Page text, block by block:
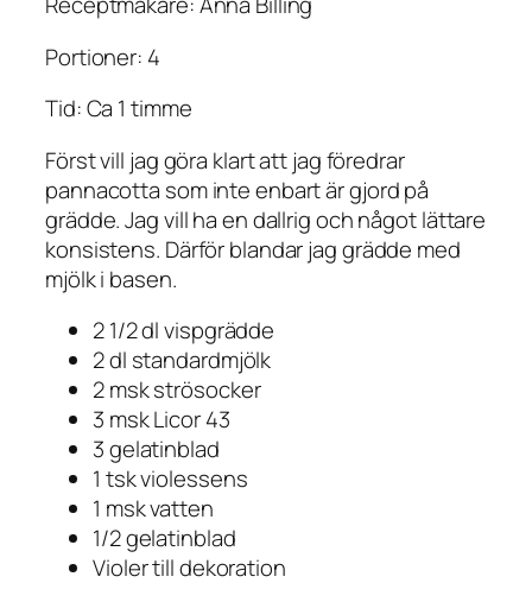
Portioner: 4
Tid: Ca 1 timme
Först vill jag göra klart att jag föredrar
pannacotta som inte enbart är gjord på
grädde. Jag vill ha en dallrig och något lättare
konsistens. Därför blandar jag grädde med
mjölk i basen.
2 1/2 dl vispgrädde
2 dl standardmjölk
2 msk strösocker
3 msk Licor 43
3 gelatinblad
1 tsk violessens
1 msk vatten
1/2 gelatinblad
Violer till dekoration